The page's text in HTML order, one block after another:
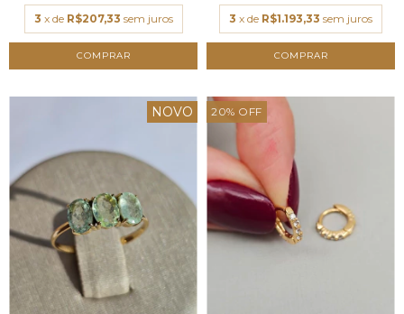
3 x de R$207,33 sem juros 3 x de R$1.193,33 sem juros
COMPRAR
NOVO 20% OFF